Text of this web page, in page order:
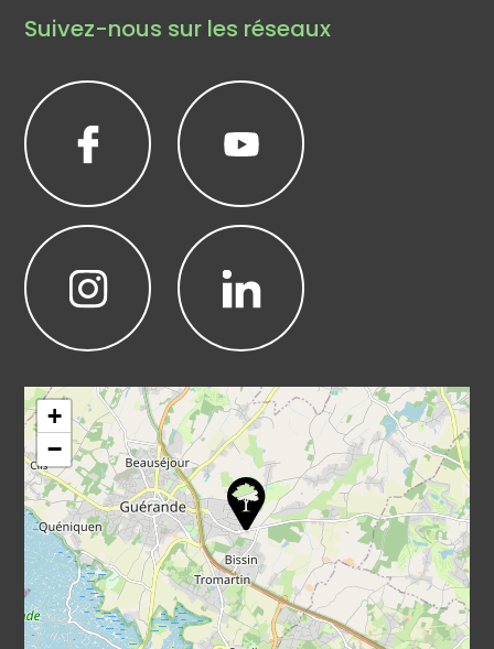
Suivez-nous sur les réseaux
+
−